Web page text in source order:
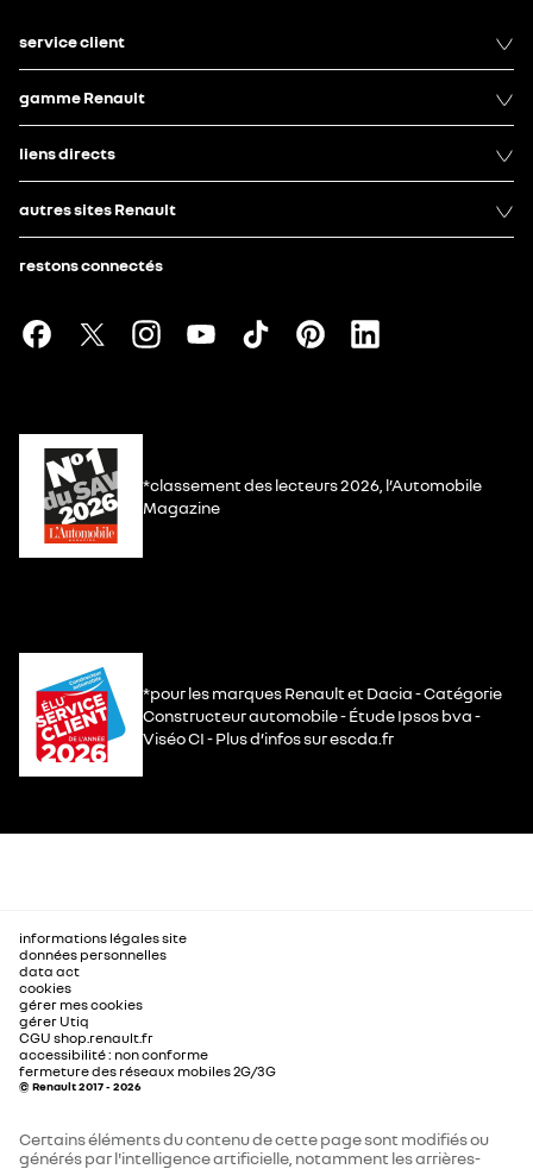
service client
gamme Renault
liens directs
autres sites Renault
restons connectés
*classement des lecteurs 2026, l’Automobile
Magazine
*pour les marques Renault et Dacia - Catégorie
Constructeur automobile - Étude Ipsos bva -
Viséo CI - Plus d’infos sur escda.fr
informations légales site
données personnelles
data act
cookies
gérer mes cookies
gérer Utiq
CGU shop.renault.fr
accessibilité : non conforme
fermeture des réseaux mobiles 2G/3G
© Renault 2017 - 2026
Certains éléments du contenu de cette page sont modifiés ou
générés par l'intelligence artificielle, notamment les arrières-